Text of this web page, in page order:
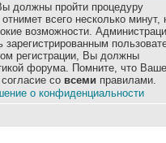
должны пройти процедуру
всего несколько минут,
возможности.
регистрации, Вы должны
форума. Помните, что Ваше
со всеми правилами.
о конфиденциальности